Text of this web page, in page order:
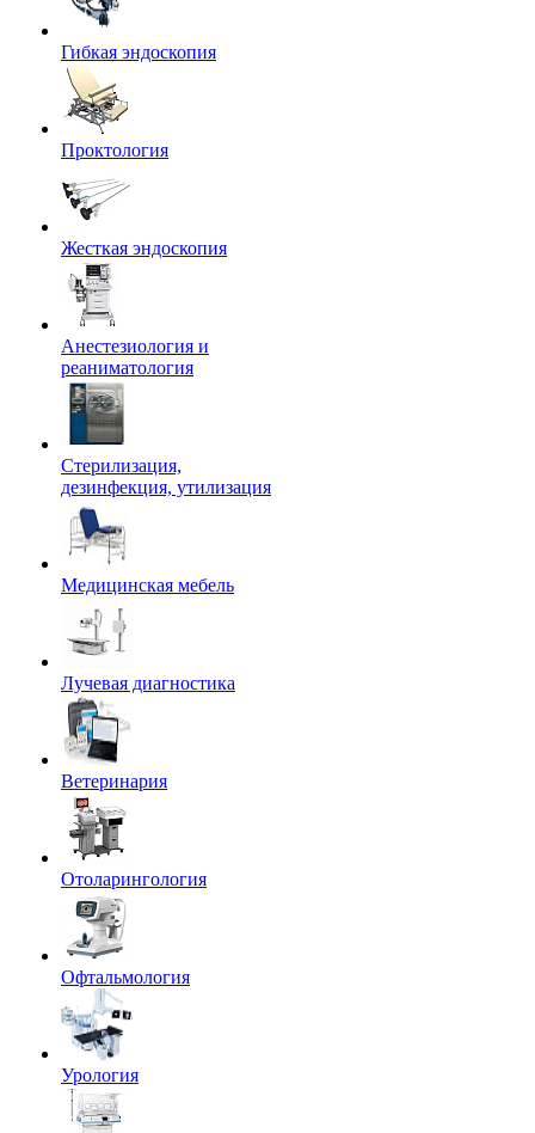
Гибкая эндоскопия
Проктология
Жесткая эндоскопия
Анестезиология и
реаниматология
Стерилизация,
дезинфекция, утилизация
Медицинская мебель
Лучевая диагностика
Ветеринария
Отоларингология
Офтальмология
Урология